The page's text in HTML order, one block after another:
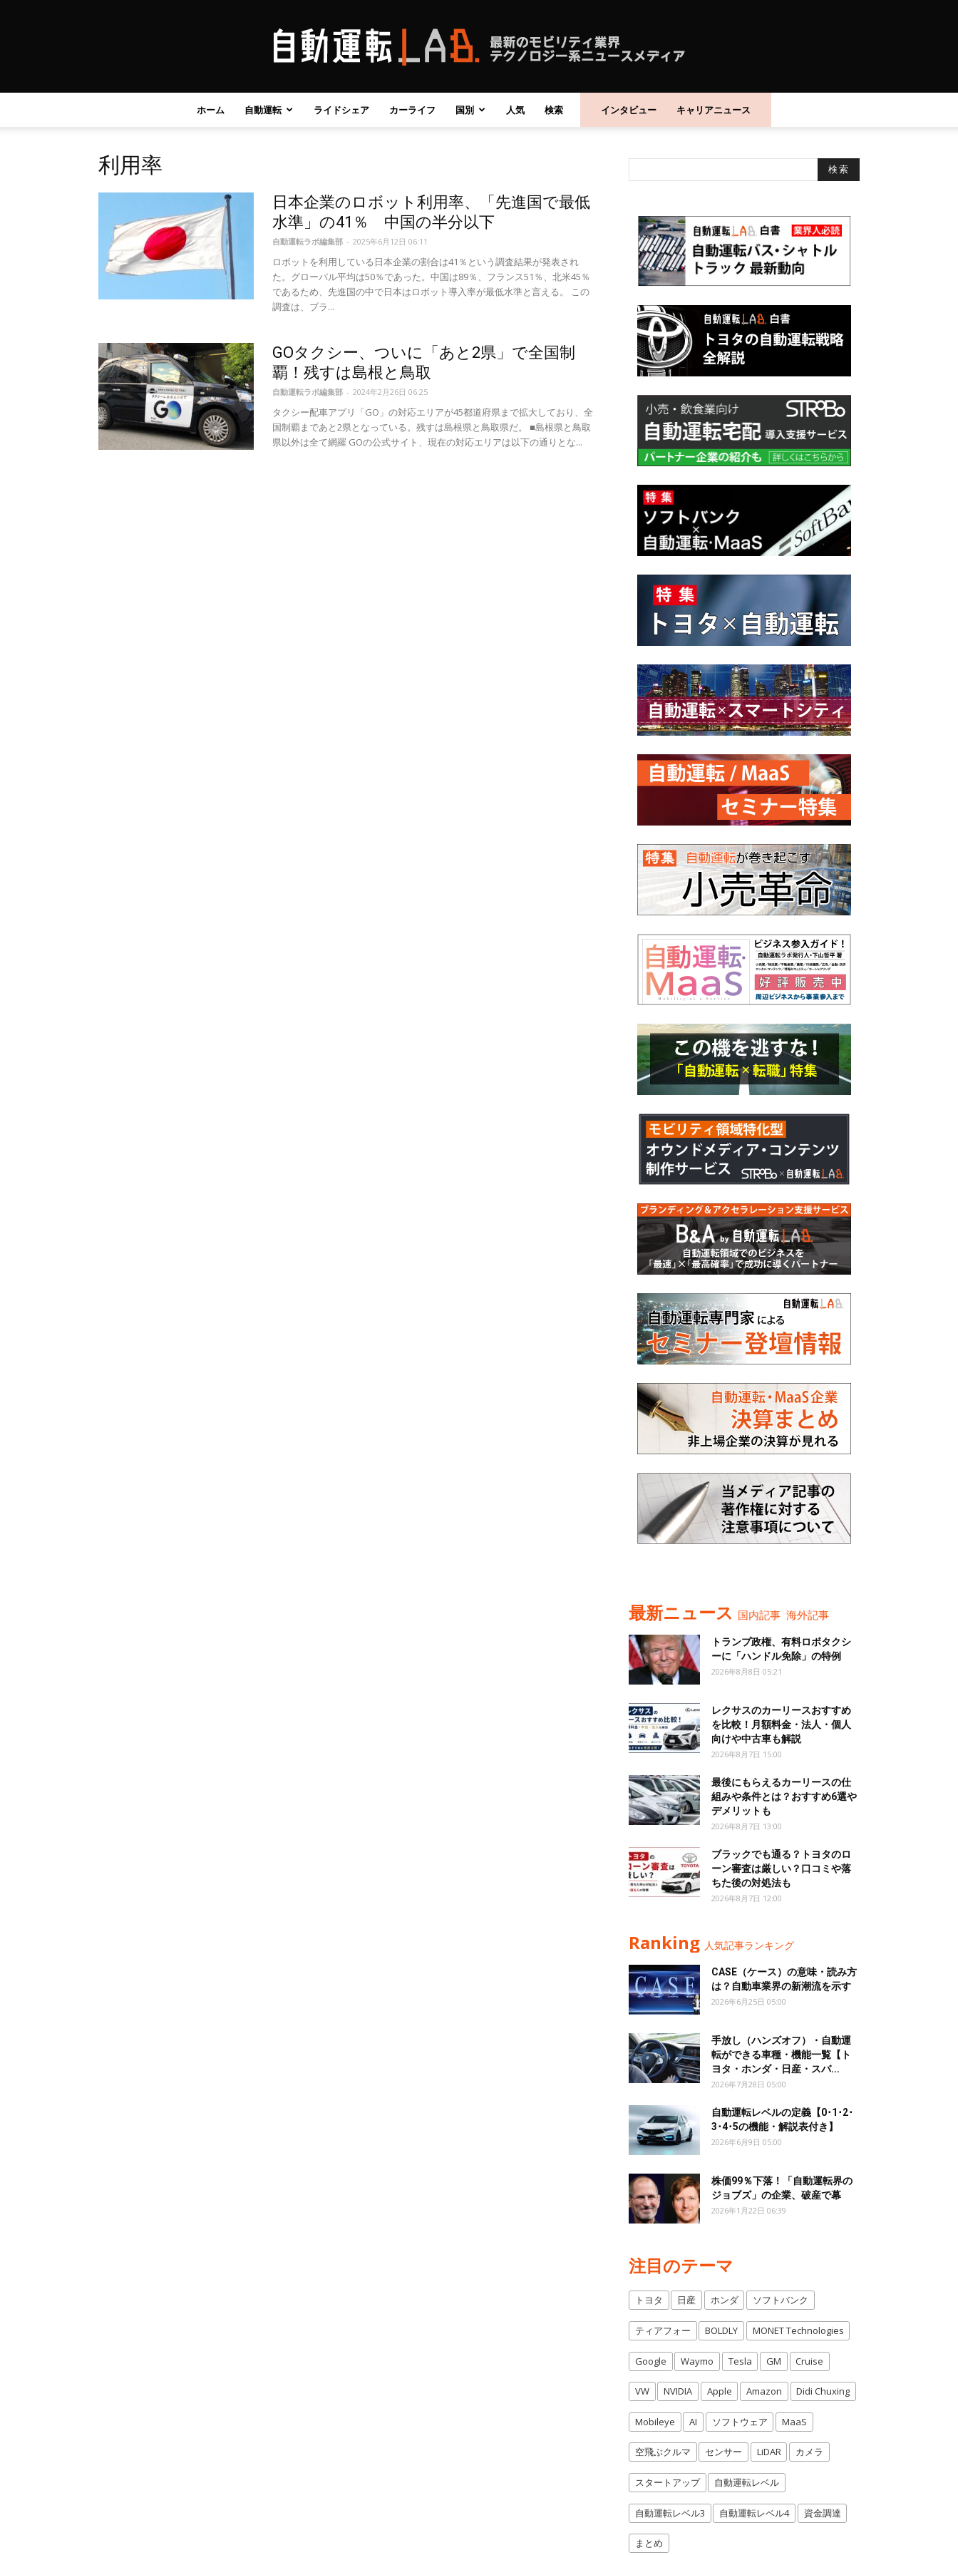
自
運
ホーム 自動運転 ライドシェア カーライフ 国別 人気 検索 インタビュー キャリアニュース
利用率
日本企業のロボット利用率、「先進国で最低
水準」の41％ 中国の半分以下
自動運転ラボ編集部 - 2025年6月12日 06:11
ロボットを利用している日本企業の割合は41％という調査結果が発表され
た。グローバル平均は50％であった。中国は89％、フランス51％、北米45％
であるため、先進国の中で日本はロボット導入率が最低水準と言える。 この
調査は、ブラ...
GOタクシー、ついに「あと2県」で全国制
覇！残すは島根と鳥取
自動運転ラボ編集部 - 2024年2月26日 06:25
タクシー配車アプリ「GO」の対応エリアが45都道府県まで拡大しており、全
国制覇まであと2県となっている。残すは島根県と鳥取県だ。 ■島根県と鳥取
県以外は全て網羅 GOの公式サイト、現在の対応エリアは以下の通りとな...
最新ニュース 国内記事 海外記事
トランプ政権、有料ロボタクシ
ーに「ハンドル免除」の特例
2026年8月8日 05:21
レクサスのカーリースおすすめ
を比較！月額料金・法人・個人
向けや中古車も解説
2026年8月7日 15:00
最後にもらえるカーリースの仕
組みや条件とは？おすすめ6選や
デメリットも
2026年8月7日 13:00
ブラックでも通る？トヨタのロ
ーン審査は厳しい？口コミや落
ちた後の対処法も
2026年8月7日 12:00
Ranking 人気記事ランキング
CASE（ケース）の意味・読み方
は？自動車業界の新潮流を示す
2026年6月25日 05:00
手放し（ハンズオフ）・自動運
転ができる車種・機能一覧【ト
ヨタ・ホンダ・日産・スバ...
2026年7月28日 05:00
自動運転レベルの定義【0･1･2･
3･4･5の機能・解説表付き】
2026年6月9日 05:00
株価99％下落！「自動運転界の
ジョブズ」の企業、破産で幕
2026年1月22日 06:39
注目のテーマ
トヨタ 日産 ホンダ ソフトバンク
ティアフォー BOLDLY MONET Technologies
Google Waymo Tesla GM Cruise
VW NVIDIA Apple Amazon Didi Chuxing
Mobileye AI ソフトウェア MaaS
空飛ぶクルマ センサー LiDAR カメラ
スタートアップ 自動運転レベル
自動運転レベル3 自動運転レベル4 資金調達
まとめ